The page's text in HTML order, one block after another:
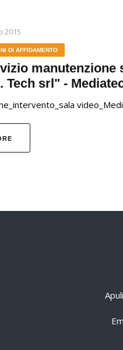
2015
DI AFFIDAMENTO
manutenzione
Tech srl" -